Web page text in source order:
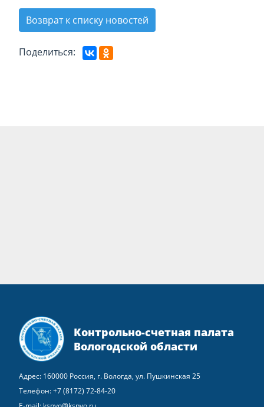
Возврат к списку новостей
Поделиться:
Контрольно-счетная палата
Вологодской области
Адрес: 160000 Россия, г. Вологда, ул. Пушкинская 25
Телефон:+7 (8172) 72-84-20